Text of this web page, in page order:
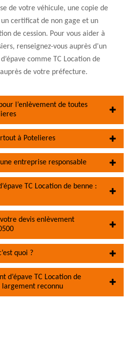
de votre véhicule, une copie de
certificat de non gage et un
de cession. Pour vous aider à
renseignez-vous auprès d’un
comme TC Location de
de votre préfecture.
l’enlèvement de toutes
à Potelieres
entreprise responsable
TC Location de benne :
devis enlèvement
quoi ?
d’épave TC Location de
largement reconnu